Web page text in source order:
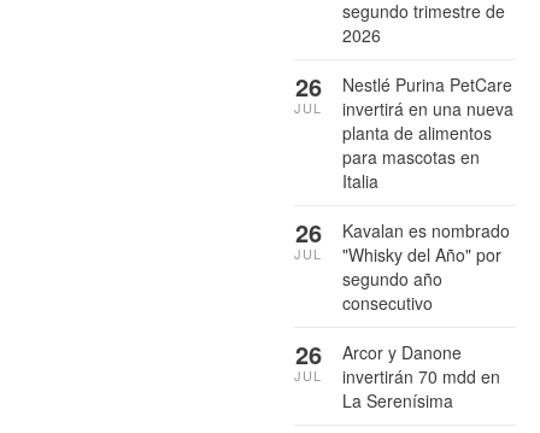
segundo trimestre de
2026
Nestlé Purina PetCare
invertirá en una nueva
planta de alimentos
para mascotas en
Italia
26
JUL
Kavalan es nombrado
"Whisky del Año" por
segundo año
consecutivo
26
JUL
Arcor y Danone
invertirán 70 mdd en
La Serenísima
26
JUL